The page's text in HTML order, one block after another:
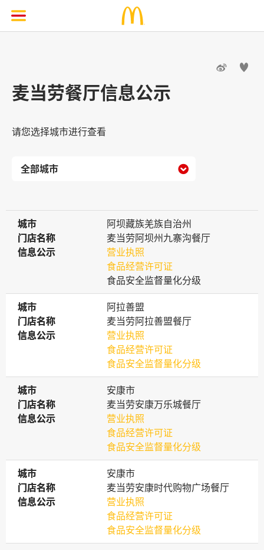
 
麦当劳餐厅信息公示
请您选择城市进行查看

城市
城市
阿坝藏族羌族自治州
门店名称
门店名称
麦当劳阿坝州九寨沟餐厅
信息公示
信息公示
营业执照
食品经营许可证
食品安全监督量化分级
城市
城市
阿拉善盟
门店名称
门店名称
麦当劳阿拉善盟餐厅
信息公示
信息公示
营业执照
食品经营许可证
食品安全监督量化分级
城市
城市
安康市
门店名称
门店名称
麦当劳安康万乐城餐厅
信息公示
信息公示
营业执照
食品经营许可证
食品安全监督量化分级
城市
城市
安康市
门店名称
门店名称
麦当劳安康时代购物广场餐厅
信息公示
信息公示
营业执照
食品经营许可证
食品安全监督量化分级